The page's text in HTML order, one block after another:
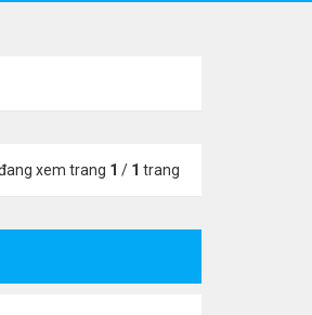
xem trang 1 / 1 trang